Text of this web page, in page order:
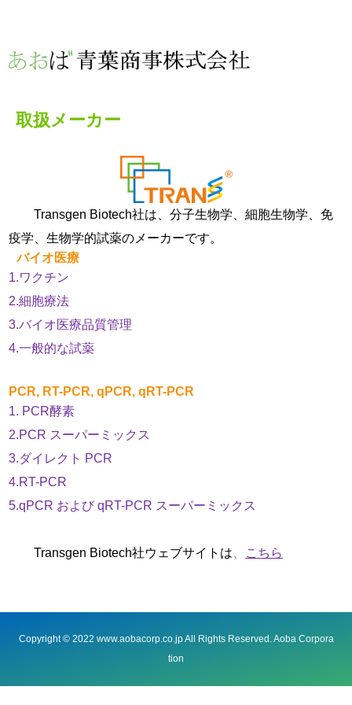
取扱メーカー
Transgen Biotech社は、分子生物学、細胞生物学、免
疫学、生物学的試薬のメーカーです。
バイオ医療
1.ワクチン
2.細胞療法
3.バイオ医療品質管理
4.一般的な試薬
PCR, RT-PCR, qPCR, qRT-PCR
1. PCR酵素
2.PCR スーパーミックス
3.ダイレクト PCR
4.RT-PCR
5.qPCR および qRT-PCR スーパーミックス
Transgen Biotech社ウェブサイトは こちら
Copyright © 2022 www.aobacorp.co.jp All Rights Reserved. Aoba Corpora
tion